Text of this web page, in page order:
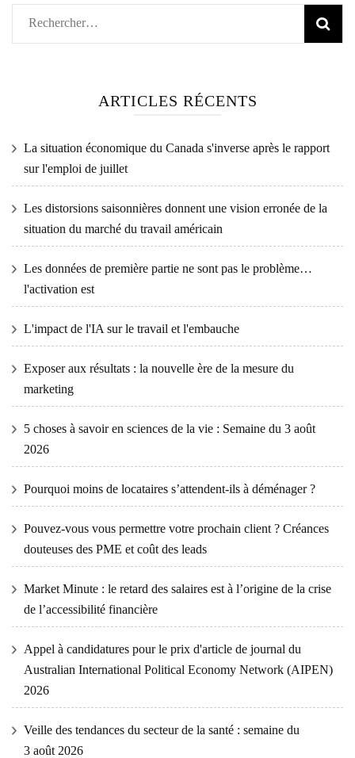
Rechercher :
ARTICLES RÉCENTS
La situation économique du Canada s'inverse après le rapport
sur l'emploi de juillet
Les distorsions saisonnières donnent une vision erronée de la
situation du marché du travail américain
Les données de première partie ne sont pas le problème…
l'activation est
L'impact de l'IA sur le travail et l'embauche
Exposer aux résultats : la nouvelle ère de la mesure du
marketing
5 choses à savoir en sciences de la vie : Semaine du 3 août
2026
Pourquoi moins de locataires s’attendent-ils à déménager ?
Pouvez-vous vous permettre votre prochain client ? Créances
douteuses des PME et coût des leads
Market Minute : le retard des salaires est à l’origine de la crise
de l’accessibilité financière
Appel à candidatures pour le prix d'article de journal du
Australian International Political Economy Network (AIPEN)
2026
Veille des tendances du secteur de la santé : semaine du
3 août 2026